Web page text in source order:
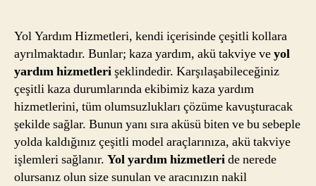
Yol Yardım Hizmetleri, kendi içerisinde çeşitli kollara
ayrılmaktadır. Bunlar; kaza yardım, akü takviye veyol
yardım hizmetlerişeklindedir. Karşılaşabileceğiniz
çeşitli kaza durumlarında ekibimiz kaza yardım
hizmetlerini, tüm olumsuzlukları çözüme kavuşturacak
şekilde sağlar. Bunun yanı sıra aküsü biten ve bu sebeple
yolda kaldığınız çeşitli model araçlarınıza, akü takviye
işlemleri sağlanır. Yol yardım hizmetleride nerede
olursanız olun size sunulan ve aracınızın nakil